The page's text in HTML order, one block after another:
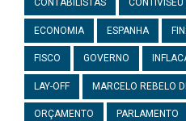
CONTABILISTAS CONTIVISEU
ECONOMIA ESPANHA
FISCO GOVERNO
LAY-OFF MARCELO REBELO
ORÇAMENTO PARLAMENTO